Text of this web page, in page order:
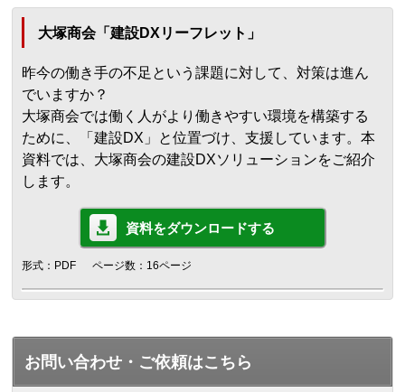
大塚商会「建設DXリーフレット」
昨今の働き手の不足という課題に対して、対策は進ん
でいますか？
大塚商会では働く人がより働きやすい環境を構築する
ために、「建設DX」と位置づけ、支援しています。本
資料では、大塚商会の建設DXソリューションをご紹介
します。
資料をダウンロードする
形式：PDF ページ数：16ページ
お問い合わせ・ご依頼はこちら